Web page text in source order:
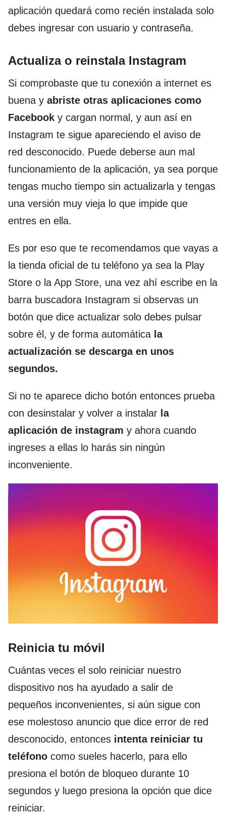
aplicación quedará como recién instalada solo
debes ingresar con usuario y contraseña.
Actualiza o reinstala Instagram
Si comprobaste que tu conexión a internet es
buena y abriste otras aplicaciones como
Facebook y cargan normal, y aun así en
Instagram te sigue apareciendo el aviso de
red desconocido. Puede deberse aun mal
funcionamiento de la aplicación, ya sea porque
tengas mucho tiempo sin actualizarla y tengas
una versión muy vieja lo que impide que
entres en ella.
Es por eso que te recomendamos que vayas a
la tienda oficial de tu teléfono ya sea la Play
Store o la App Store, una vez ahí escribe en la
barra buscadora Instagram si observas un
botón que dice actualizar solo debes pulsar
sobre él, y de forma automática la
actualización se descarga en unos
segundos.
Si no te aparece dicho botón entonces prueba
con desinstalar y volver a instalar la
aplicación de instagram y ahora cuando
ingreses a ellas lo harás sin ningún
inconveniente.
Reinicia tu móvil
Cuántas veces el solo reiniciar nuestro
dispositivo nos ha ayudado a salir de
pequeños inconvenientes, si aún sigue con
ese molestoso anuncio que dice error de red
desconocido, entonces intenta reiniciar tu
teléfono como sueles hacerlo, para ello
presiona el botón de bloqueo durante 10
segundos y luego presiona la opción que dice
reiniciar.